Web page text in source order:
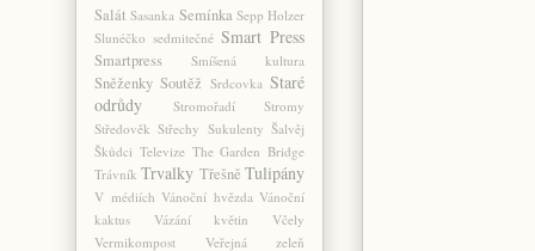
Salát Sasanka Semínka Sepp Holzer
Slunéčko sedmitečné Smart Press
Smartpress Smíšená kultura
Sněženky Soutěž Srdcovka Staré
odrůdy
Stromořadí
Stromy
Středověk Střechy Sukulenty Šalvěj
Škůdci Televize The Garden Bridge
Trávník Trvalky Třešně Tulipány
V médiích Vánoční hvězda Vánoční
kaktus
Vázání květin
Včely
Vermikompost
Veřejná zeleň